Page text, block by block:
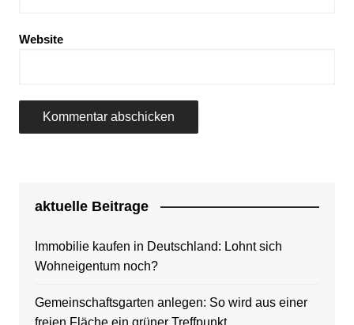
Website
aktuelle Beitrage
Immobilie kaufen in Deutschland: Lohnt sich
Wohneigentum noch?
Gemeinschaftsgarten anlegen: So wird aus einer
freien Fläche ein grüner Treffpunkt